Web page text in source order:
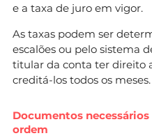
e a taxa de juro em vigor.
As taxas podem ser
escalões ou pelo sistema
titular da conta ter direito
creditá-los todos os meses.
Documentos
ordem